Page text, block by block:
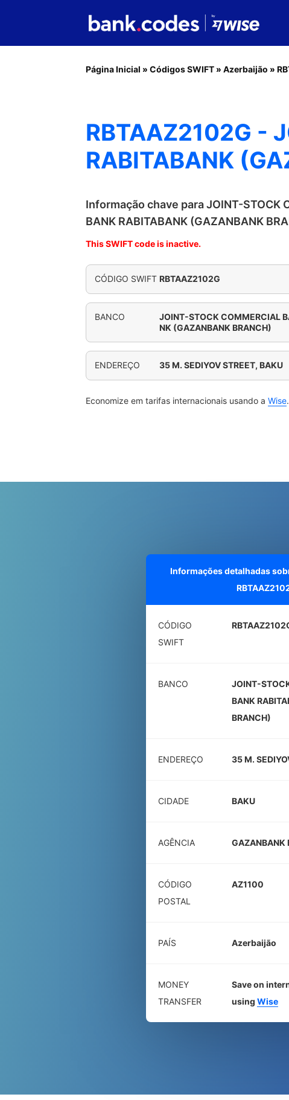
Página Inicial » Códigos SWIFT » Azerbaijão »
RBTAAZ2102G -
RABITABANK
Informação chave para JOINT-STOCK
BANK RABITABANK (GAZANBANK
This SWIFT code is inactive.
CÓDIGO SWIFT RBTAAZ2102G
BANCO
JOINT-STOCK COMMERCIAL
NK (GAZANBANK BRANCH)
ENDEREÇO 35 M. SEDIYOV STREET, BAKU
Economize em tarifas internacionais usando a Wise.
Informações detalhadas
CÓDIGO
SWIFT
BANCO
JOINT-
BANK
BRANCH)
ENDEREÇO 35 M.
CIDADE BAKU
AGÊNCIA GAZANBANK
CÓDIGO
POSTAL
AZ1100
PAÍS Azerbaijão
MONEY
TRANSFER
Save on
using Wise